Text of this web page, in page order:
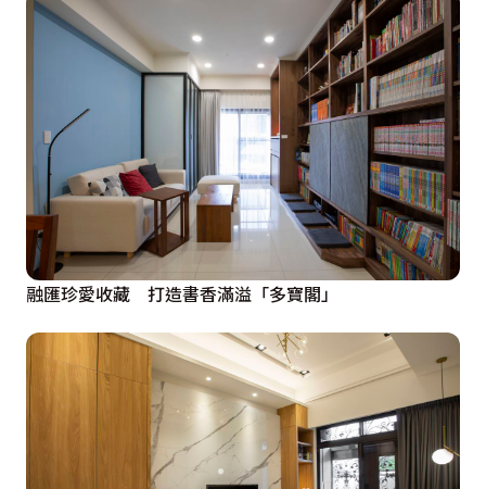
融匯珍愛收藏 打造書香滿溢「多寶閣」